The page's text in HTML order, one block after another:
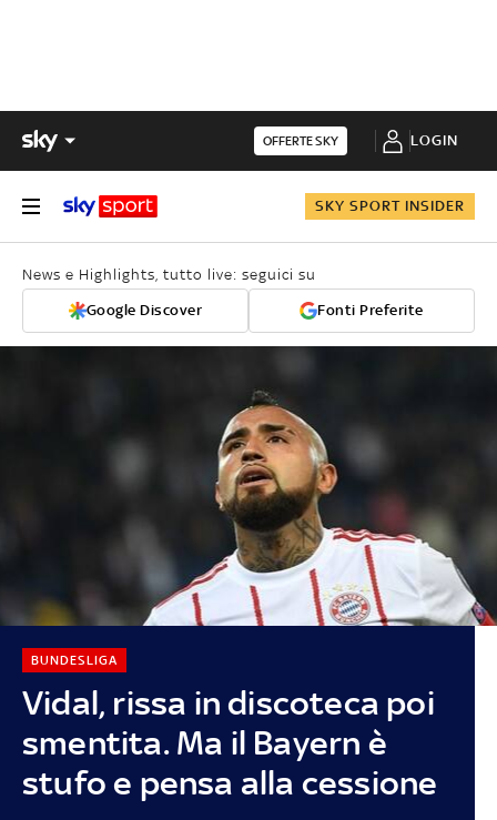
OFFERTE SKY LOGIN
SKY SPORT INSIDER
News e Highlights, tutto live: seguici su
Google Discover Fonti Preferite
Vidal, rissa in discoteca poi
smentita. Ma il Bayern è
stufo e pensa alla cessione
BUNDESLIGA